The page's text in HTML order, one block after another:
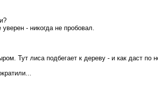
- никогда не пробовал.
Тут лиса подбегает к дереву - и как даст